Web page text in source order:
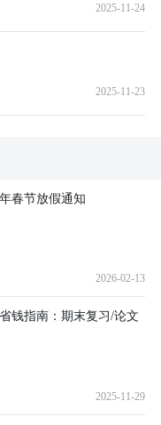
2025-11-24
2025-11-23
春节放假通知
2026-02-13
钱指南：期末复习/论文
2025-11-29